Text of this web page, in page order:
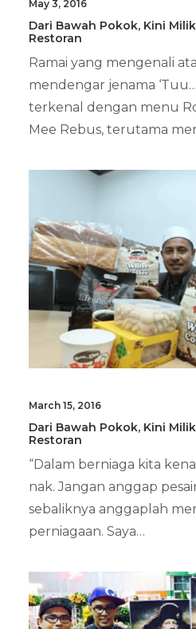
May 3, 2016
Dari Bawah Pokok, Kini
Restoran
Ramai yang mengenali
mendengar jenama
terkenal dengan menu
Mee Rebus, terutama
March 15, 2016
Dari Bawah Pokok, Kini
Restoran
“Dalam berniaga kita
nak. Jangan anggap
sebaliknya anggaplah
perniagaan. Saya…